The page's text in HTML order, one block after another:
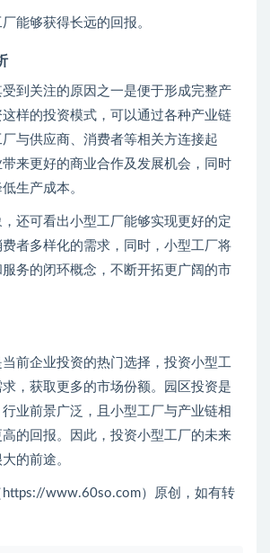
能够获得长远的回报。
到关注的原因之一是便于形成完整产
样的投资模式，可以通过各种产业链
与供应商、消费者等相关方连接起
来更好的商业合作及发展机会，同时
生产成本。
还可看出小型工厂能够实现更好的定
者多样化的需求，同时，小型工厂将
务的闭环概念，不断开拓更广阔的市
前企业投资的热门选择，投资小型工
，获取更多的市场份额。园区投资是
业前景广泛，且小型工厂与产业链相
的回报。因此，投资小型工厂的未来
的前途。
https://www.60so.com）原创，如有转